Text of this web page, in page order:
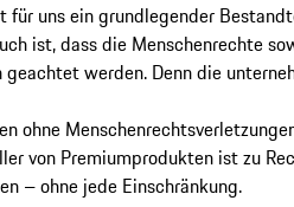
für uns ein grundlegender
ist, dass die Menschenrechte
werden. Denn die
ohne
von Premiumprodukten ist zu
– ohne jede Einschränkung.